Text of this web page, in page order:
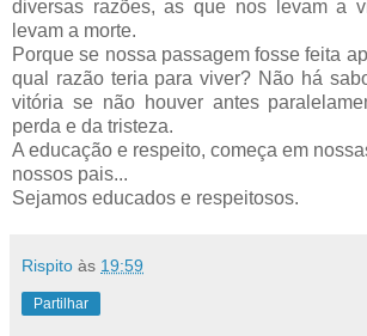
diversas razões, as que nos levam a
levam a morte.
Porque se nossa passagem fosse feita
qual razão teria para viver? Não há
vitória se não houver antes
perda e da tristeza.
A educação e respeito, começa em
nossos pais...
Sejamos educados e respeitosos.
Rispito às 19:59
Partilhar